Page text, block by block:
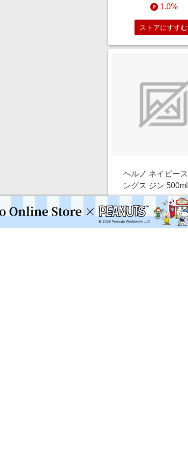
1.0%
ストアにすすむ
ヘルノ ネイビー
ングス ジン
ン】
￥5,480
1.0%